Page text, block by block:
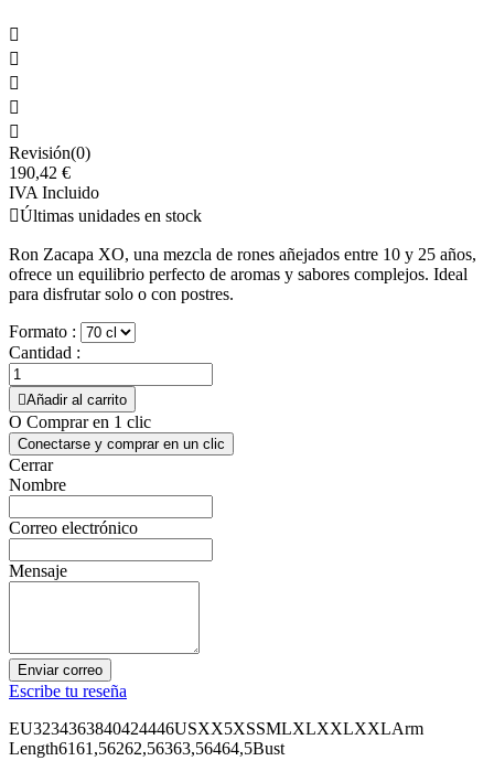





Revisión(0)
190,42 €
IVA Incluido
Últimas unidades en stock
Ron Zacapa XO, una mezcla de rones añejados entre 10 y 25 años,
ofrece un equilibrio perfecto de aromas y sabores complejos. Ideal
para disfrutar solo o con postres.
Formato :
Cantidad :
Añadir al carrito
O Comprar en 1 clic
Conectarse y comprar en un clic
Cerrar
Nombre
Correo electrónico
Mensaje
Enviar correo
Escribe tu reseña
EU3234363840424446USXX5XSSMLXLXXLXXLArm
Length6161,56262,56363,56464,5Bust